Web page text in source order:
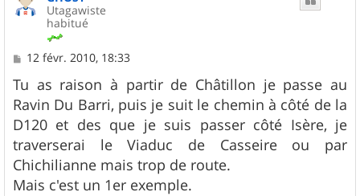
Utagawiste
habitué
M
s
s
a
g
e
12 févr. 2010, 18:33
Tu as raison à partir de Châtillon je passe au
Ravin Du Barri, puis je suit le chemin à côté de la
D120 et des que je suis passer côté Isère, je
traverserai le Viaduc de Casseire ou par
Chichilianne mais trop de route.
Mais c'est un 1er exemple.